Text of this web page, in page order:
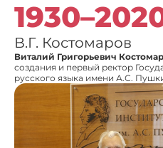
В.Г. Костомаров
Виталий Григорьевич
создания и первый ректор
русского языка имени А.С.